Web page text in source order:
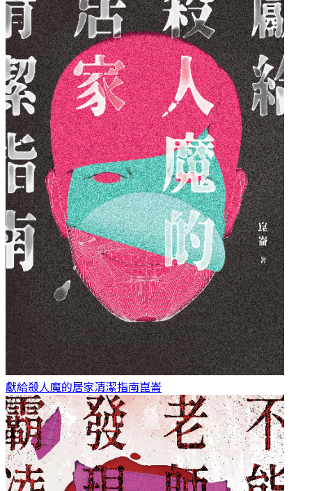
獻給殺人魔的居家清潔指南崑崙